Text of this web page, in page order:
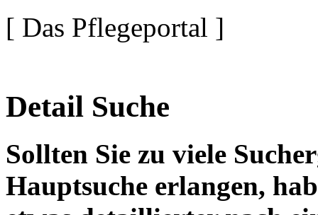
[ Das Pflegeportal ]
Detail Suche
Sollten Sie zu viele
Hauptsuche erlangen,